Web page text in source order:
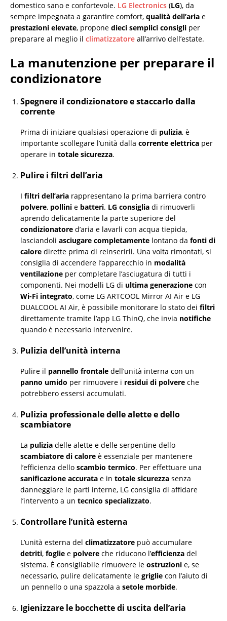
domestico sano e confortevole. LG Electronics (LG), da
sempre impegnata a garantire comfort, qualità dell’aria e
prestazioni elevate, propone dieci semplici consigli per
preparare al meglio il climatizzatore all’arrivo dell’estate.
La manutenzione per preparare il
condizionatore
Spegnere il condizionatore e staccarlo dalla
corrente
Prima di iniziare qualsiasi operazione di pulizia, è
importante scollegare l’unità dalla corrente elettrica per
operare in totale sicurezza.
Pulire i filtri dell’aria
I filtri dell’aria rappresentano la prima barriera contro
polvere, pollini e batteri. LG consiglia di rimuoverli
aprendo delicatamente la parte superiore del
condizionatore d’aria e lavarli con acqua tiepida,
lasciandoli asciugare completamente lontano da fonti di
calore dirette prima di reinserirli. Una volta rimontati, si
consiglia di accendere l’apparecchio in modalità
ventilazione per completare l’asciugatura di tutti i
componenti. Nei modelli LG di ultima generazione con
Wi-Fi integrato, come LG ARTCOOL Mirror AI Air e LG
DUALCOOL AI Air, è possibile monitorare lo stato dei filtri
direttamente tramite l’app LG ThinQ, che invia notifiche
quando è necessario intervenire.
Pulizia dell’unità interna
Pulire il pannello frontale dell’unità interna con un
panno umido per rimuovere i residui di polvere che
potrebbero essersi accumulati.
Pulizia professionale delle alette e dello
scambiatore
La pulizia delle alette e delle serpentine dello
scambiatore di calore è essenziale per mantenere
l’efficienza dello scambio termico. Per effettuare una
sanificazione accurata e in totale sicurezza senza
danneggiare le parti interne, LG consiglia di affidare
l’intervento a un tecnico specializzato.
Controllare l’unità esterna
L’unità esterna del climatizzatore può accumulare
detriti, foglie e polvere che riducono l’efficienza del
sistema. È consigliabile rimuovere le ostruzioni e, se
necessario, pulire delicatamente le griglie con l’aiuto di
un pennello o una spazzola a setole morbide.
Igienizzare le bocchette di uscita dell’aria